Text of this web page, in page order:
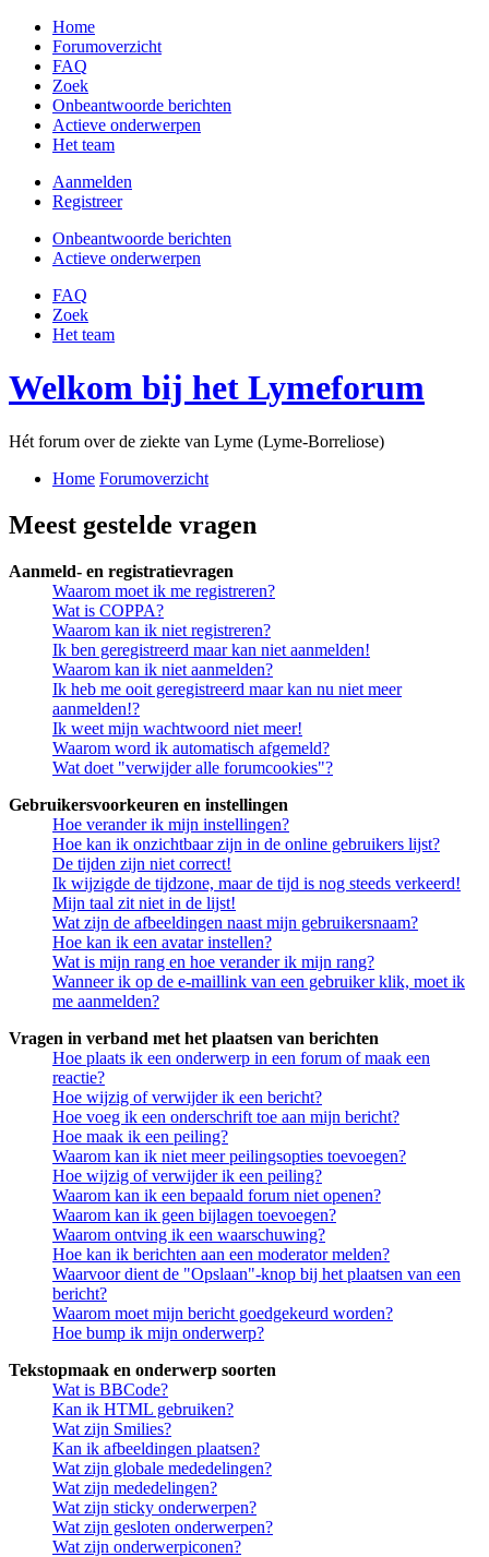
Home
Forumoverzicht
FAQ
Zoek
Onbeantwoorde berichten
Actieve onderwerpen
Het team
Aanmelden
Registreer
Onbeantwoorde berichten
Actieve onderwerpen
FAQ
Zoek
Het team
Welkom bij het Lymeforum
Hét forum over de ziekte van Lyme (Lyme-Borreliose)
Home Forumoverzicht
Meest gestelde vragen
Aanmeld- en registratievragen
Waarom moet ik me registreren?
Wat is COPPA?
Waarom kan ik niet registreren?
Ik ben geregistreerd maar kan niet aanmelden!
Waarom kan ik niet aanmelden?
Ik heb me ooit geregistreerd maar kan nu niet meer
aanmelden!?
Ik weet mijn wachtwoord niet meer!
Waarom word ik automatisch afgemeld?
Wat doet "verwijder alle forumcookies"?
Gebruikersvoorkeuren en instellingen
Hoe verander ik mijn instellingen?
Hoe kan ik onzichtbaar zijn in de online gebruikers lijst?
De tijden zijn niet correct!
Ik wijzigde de tijdzone, maar de tijd is nog steeds verkeerd!
Mijn taal zit niet in de lijst!
Wat zijn de afbeeldingen naast mijn gebruikersnaam?
Hoe kan ik een avatar instellen?
Wat is mijn rang en hoe verander ik mijn rang?
Wanneer ik op de e-maillink van een gebruiker klik, moet ik
me aanmelden?
Vragen in verband met het plaatsen van berichten
Hoe plaats ik een onderwerp in een forum of maak een
reactie?
Hoe wijzig of verwijder ik een bericht?
Hoe voeg ik een onderschrift toe aan mijn bericht?
Hoe maak ik een peiling?
Waarom kan ik niet meer peilingsopties toevoegen?
Hoe wijzig of verwijder ik een peiling?
Waarom kan ik een bepaald forum niet openen?
Waarom kan ik geen bijlagen toevoegen?
Waarom ontving ik een waarschuwing?
Hoe kan ik berichten aan een moderator melden?
Waarvoor dient de "Opslaan"-knop bij het plaatsen van een
bericht?
Waarom moet mijn bericht goedgekeurd worden?
Hoe bump ik mijn onderwerp?
Tekstopmaak en onderwerp soorten
Wat is BBCode?
Kan ik HTML gebruiken?
Wat zijn Smilies?
Kan ik afbeeldingen plaatsen?
Wat zijn globale mededelingen?
Wat zijn mededelingen?
Wat zijn sticky onderwerpen?
Wat zijn gesloten onderwerpen?
Wat zijn onderwerpiconen?